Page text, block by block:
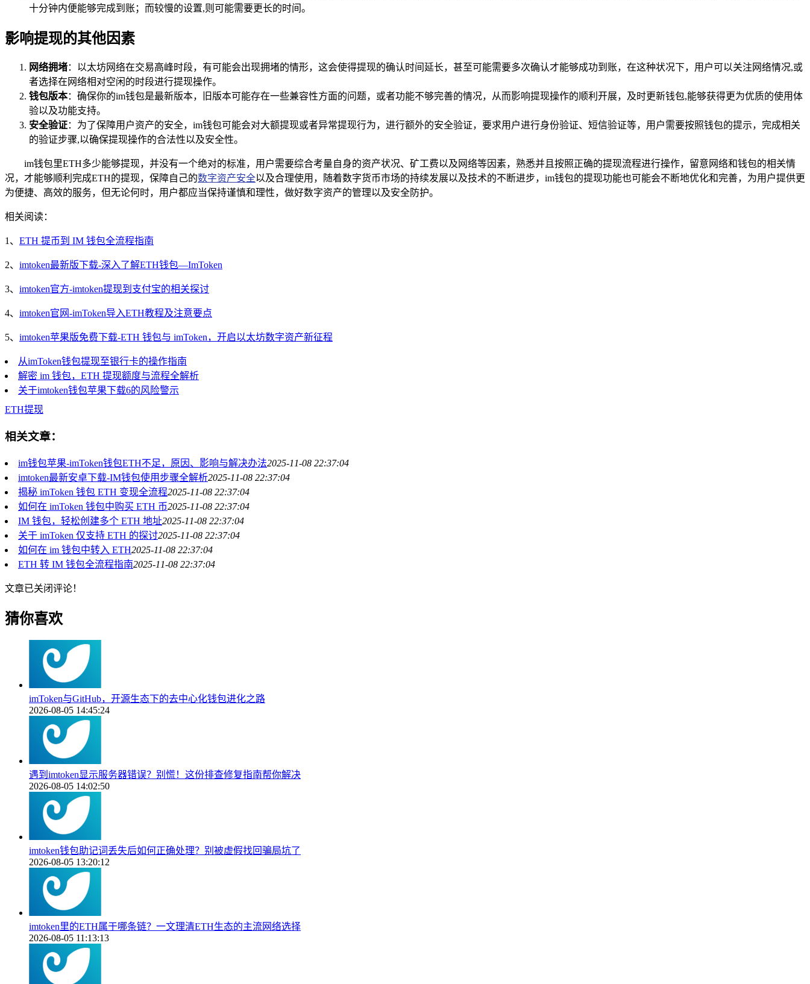
十分钟内便能够完成到账；而较慢的设置,则可能需要更长的时间。
影响提现的其他因素
网络拥堵：以太坊网络在交易高峰时段，有可能会出现拥堵的情形，这会使得提现的确认时间延长，甚至可能需要多次确认才能够成功到账，在这种状况下，用户可以关注网络情况,或
者选择在网络相对空闲的时段进行提现操作。
钱包版本：确保你的im钱包是最新版本，旧版本可能存在一些兼容性方面的问题，或者功能不够完善的情况，从而影响提现操作的顺利开展，及时更新钱包,能够获得更为优质的使用体
验以及功能支持。
安全验证：为了保障用户资产的安全，im钱包可能会对大额提现或者异常提现行为，进行额外的安全验证，要求用户进行身份验证、短信验证等，用户需要按照钱包的提示，完成相关
的验证步骤,以确保提现操作的合法性以及安全性。
im钱包里ETH多少能够提现，并没有一个绝对的标准，用户需要综合考量自身的资产状况、矿工费以及网络等因素，熟悉并且按照正确的提现流程进行操作，留意网络和钱包的相关情
况，才能够顺利完成ETH的提现，保障自己的数字资产安全以及合理使用，随着数字货币市场的持续发展以及技术的不断进步，im钱包的提现功能也可能会不断地优化和完善，为用户提供更
为便捷、高效的服务，但无论何时，用户都应当保持谨慎和理性，做好数字资产的管理以及安全防护。
相关阅读：
1、 ETH 提币到 IM 钱包全流程指南
2、 imtoken最新版下载-深入了解ETH钱包—ImToken
3、 imtoken官方-imtoken提现到支付宝的相关探讨
4、 imtoken官网-imToken导入ETH教程及注意要点
5、 imtoken苹果版免费下载-ETH 钱包与 imToken，开启以太坊数字资产新征程
从imToken钱包提现至银行卡的操作指南
解密 im 钱包，ETH 提现额度与流程全解析
关于imtoken钱包苹果下载6的风险警示
ETH提现
相关文章：
im钱包苹果-imToken钱包ETH不足，原因、影响与解决办法2025-11-08 22:37:04
imtoken最新安卓下载-IM钱包使用步骤全解析2025-11-08 22:37:04
揭秘 imToken 钱包 ETH 变现全流程2025-11-08 22:37:04
如何在 imToken 钱包中购买 ETH 币2025-11-08 22:37:04
IM 钱包，轻松创建多个 ETH 地址2025-11-08 22:37:04
关于 imToken 仅支持 ETH 的探讨2025-11-08 22:37:04
如何在 im 钱包中转入 ETH2025-11-08 22:37:04
ETH 转 IM 钱包全流程指南2025-11-08 22:37:04
文章已关闭评论！
猜你喜欢
imToken与GitHub，开源生态下的去中心化钱包进化之路
2026-08-05 14:45:24
遇到imtoken显示服务器错误？别慌！这份排查修复指南帮你解决
2026-08-05 14:02:50
imtoken钱包助记词丢失后如何正确处理？别被虚假找回骗局坑了
2026-08-05 13:20:12
imtoken里的ETH属于哪条链？一文理清ETH生态的主流网络选择
2026-08-05 11:13:13